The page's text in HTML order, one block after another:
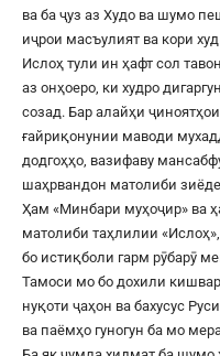
ва ба ҷуз аз Худо ва шумо
иҷрои масъулият ва кори
Ислоҳ тули ин ҳафт сол
аз онҳоеро, ки худро
созад. Бар алайҳи
ғайриқонунии маводи
додгоҳҳо, вазифаву
шаҳрвандон матолиби
Ҳам «Минбари муҳоҷир» ва
матолиби таҳлилии
бо истиқболи гарм рӯбарӯ
Тамоси мо бо дохили
нуқоти ҷаҳон ва бахусус
ва паёмҳо гуногун ба мо